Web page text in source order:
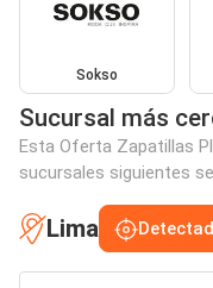
Sokso
Sucursal más
Esta Oferta Zapatillas
sucursales siguientes
Lima